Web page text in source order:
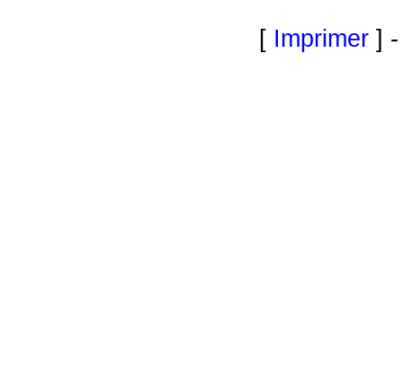
[ Imprimer ]